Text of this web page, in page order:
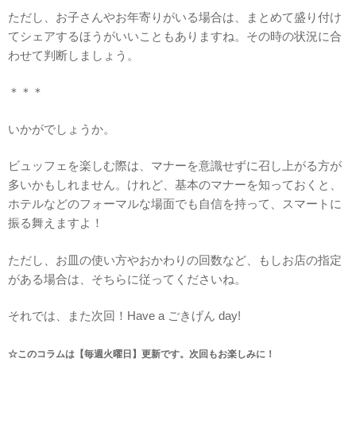
ただし、お子さんやお年寄りがいる場合は、まとめて盛り付け
てシェアするほうがいいこともありますね。その時の状況に合
わせて判断しましょう。
＊＊＊
いかがでしょうか。
ビュッフェを楽しむ際は、マナーを意識せずに召し上がる方が
多いかもしれません。けれど、基本のマナーを知っておくと、
ホテルなどのフォーマルな場面でも自信を持って、スマートに
振る舞えますよ！
ただし、お皿の使い方やおかわりの回数など、もしお店の指定
がある場合は、そちらに従ってくださいね。
それでは、また次回！Have a ごきげん day!
☆このコラムは【毎週火曜日】更新です。次回もお楽しみに！